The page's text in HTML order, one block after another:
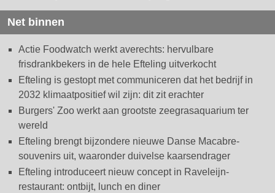
Net binnen
Actie Foodwatch werkt averechts: hervulbare
frisdrankbekers in de hele Efteling uitverkocht
Efteling is gestopt met communiceren dat het bedrijf in
2032 klimaatpositief wil zijn: dit zit erachter
Burgers' Zoo werkt aan grootste zeegrasaquarium ter
wereld
Efteling brengt bijzondere nieuwe Danse Macabre-
souvenirs uit, waaronder duivelse kaarsendrager
Efteling introduceert nieuw concept in Raveleijn-
restaurant: ontbijt, lunch en diner